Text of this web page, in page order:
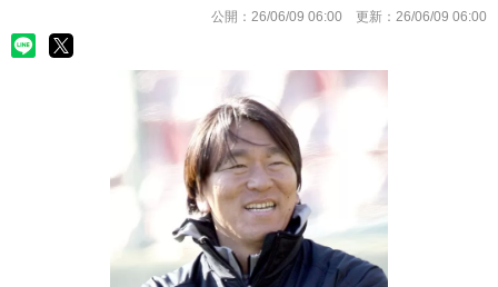
公開： 26/06/09 06:00 更新： 26/06/09 06:00